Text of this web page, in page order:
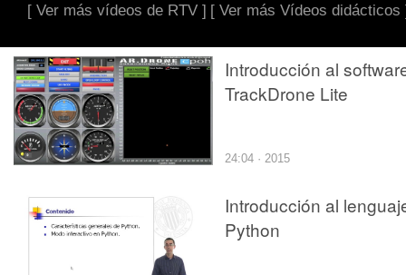
[ Ver más vídeos de RTV ] [ Ver más Vídeos didácticos
Introducción al
TrackDrone Lite
24:04 · 2015
Introducción al
Python